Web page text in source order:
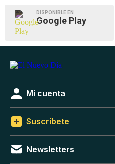
DISPONIBLE EN
Google Play
Mi cuenta
Suscríbete
Newsletters